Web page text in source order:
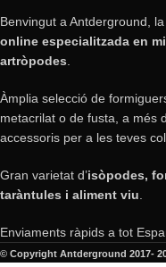
Benvingut a Antderground,
online especialitzada en
artròpodes
Àmplia selecció de
metacrilat o de fusta, a més
accessoris per a les teves
Gran varietat d’isòpodes,
taràntules i aliment viu
Enviaments ràpids a tot
© Copyright Antderground 2017-